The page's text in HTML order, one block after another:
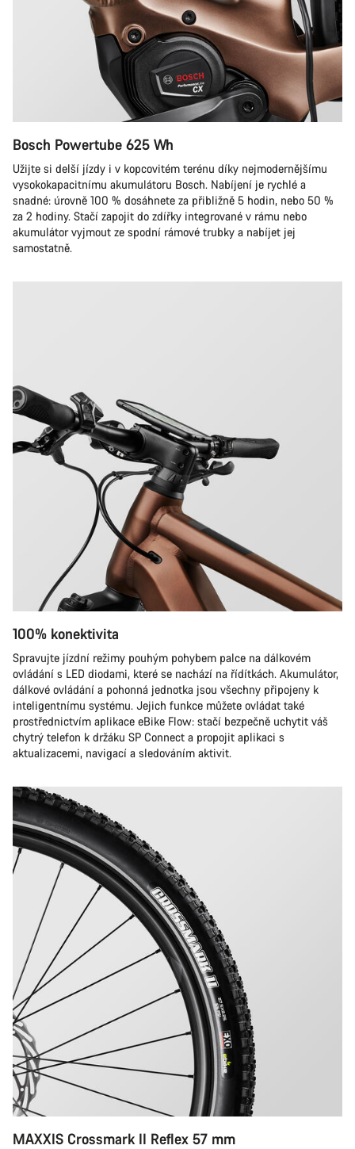
Bosch Powertube 625 Wh
Užijte si delší jízdy i v kopcovitém terénu díky nejmodernějšímu
vysokokapacitnímu akumulátoru Bosch. Nabíjení je rychlé a
snadné: úrovně 100 % dosáhnete za přibližně 5 hodin, nebo 50 %
za 2 hodiny. Stačí zapojit do zdířky integrované v rámu nebo
akumulátor vyjmout ze spodní rámové trubky a nabíjet jej
samostatně.
100% konektivita
Spravujte jízdní režimy pouhým pohybem palce na dálkovém
ovládání s LED diodami, které se nachází na řídítkách. Akumulátor,
dálkové ovládání a pohonná jednotka jsou všechny připojeny k
inteligentnímu systému. Jejich funkce můžete ovládat také
prostřednictvím aplikace eBike Flow: stačí bezpečně uchytit váš
chytrý telefon k držáku SP Connect a propojit aplikaci s
aktualizacemi, navigací a sledováním aktivit.
MAXXIS Crossmark II Reflex 57 mm